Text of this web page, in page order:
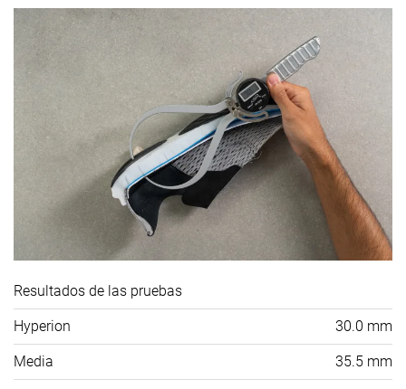
Resultados de las pruebas
Hyperion 30.0 mm
Media 35.5 mm